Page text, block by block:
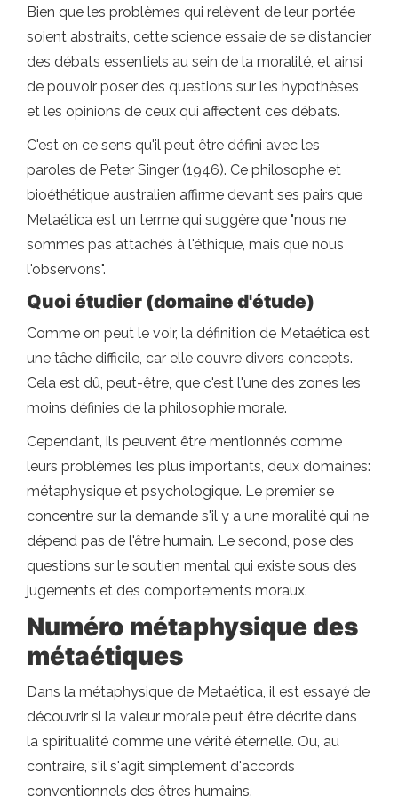
Bien que les problèmes qui relèvent de leur portée
soient abstraits, cette science essaie de se distancier
des débats essentiels au sein de la moralité, et ainsi
de pouvoir poser des questions sur les hypothèses
et les opinions de ceux qui affectent ces débats.
C'est en ce sens qu'il peut être défini avec les
paroles de Peter Singer (1946). Ce philosophe et
bioéthétique australien affirme devant ses pairs que
Metaética est un terme qui suggère que "nous ne
sommes pas attachés à l'éthique, mais que nous
l'observons".
Quoi étudier (domaine d'étude)
Comme on peut le voir, la définition de Metaética est
une tâche difficile, car elle couvre divers concepts.
Cela est dû, peut-être, que c'est l'une des zones les
moins définies de la philosophie morale.
Cependant, ils peuvent être mentionnés comme
leurs problèmes les plus importants, deux domaines:
métaphysique et psychologique. Le premier se
concentre sur la demande s'il y a une moralité qui ne
dépend pas de l'être humain. Le second, pose des
questions sur le soutien mental qui existe sous des
jugements et des comportements moraux.
Numéro métaphysique des
métaétiques
Dans la métaphysique de Metaética, il est essayé de
découvrir si la valeur morale peut être décrite dans
la spiritualité comme une vérité éternelle. Ou, au
contraire, s'il s'agit simplement d'accords
conventionnels des êtres humains.